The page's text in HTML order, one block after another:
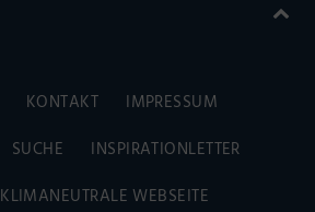
KONTAKT
IMPRESSUM
SUCHE
INSPIRATIONLETTER
KLIMANEUTRALE WEBSEITE